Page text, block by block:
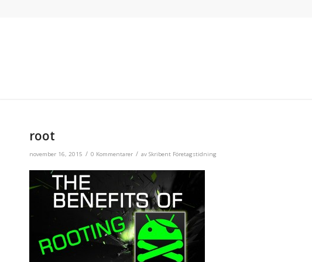
root
november 16, 2015 / 0 Kommentarer / av Skribent Företagstidning